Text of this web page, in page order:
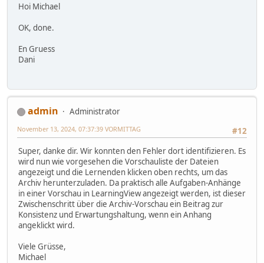
Hoi Michael
OK, done.
En Gruess
Dani
admin
Administrator
#12
November 13, 2024, 07:37:39 VORMITTAG
Super, danke dir. Wir konnten den Fehler dort identifizieren. Es
wird nun wie vorgesehen die Vorschauliste der Dateien
angezeigt und die Lernenden klicken oben rechts, um das
Archiv herunterzuladen. Da praktisch alle Aufgaben-Anhänge
in einer Vorschau in LearningView angezeigt werden, ist dieser
Zwischenschritt über die Archiv-Vorschau ein Beitrag zur
Konsistenz und Erwartungshaltung, wenn ein Anhang
angeklickt wird.
Viele Grüsse,
Michael